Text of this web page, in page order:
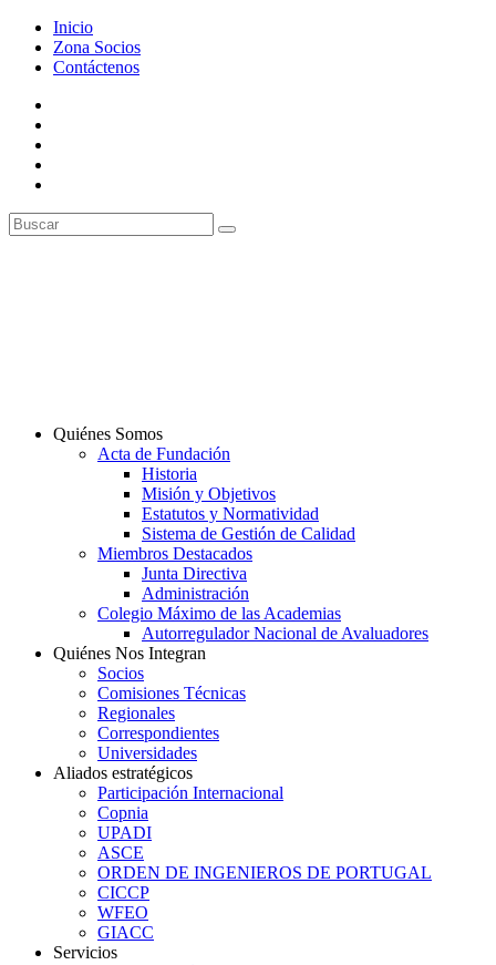
Inicio
Zona Socios
Contáctenos
Quiénes Somos
Acta de Fundación
Historia
Misión y Objetivos
Estatutos y Normatividad
Sistema de Gestión de Calidad
Miembros Destacados
Junta Directiva
Administración
Colegio Máximo de las Academias
Autorregulador Nacional de Avaluadores
Quiénes Nos Integran
Socios
Comisiones Técnicas
Regionales
Correspondientes
Universidades
Aliados estratégicos
Participación Internacional
Copnia
UPADI
ASCE
ORDEN DE INGENIEROS DE PORTUGAL
CICCP
WFEO
GIACC
Servicios